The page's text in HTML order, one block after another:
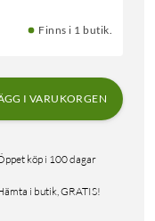
Finns i 1 butik.
I VARUKORGEN
köp i 100 dagar
i butik, GRATIS!